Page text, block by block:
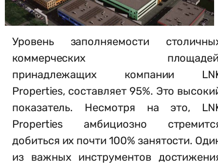
Уровень заполняемости
коммерческих
принадлежащих компании
Properties, составляет 95%. Это
показатель. Несмотря на это,
Properties амбициозно
добиться их почти 100% занятости.
из важных инструментов